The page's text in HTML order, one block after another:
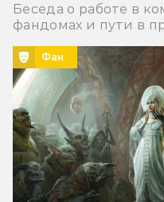
Беседа о работе в
фандомах и пути в
Фан